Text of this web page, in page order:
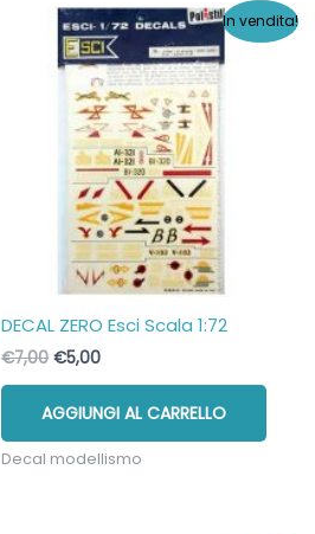
In vendita!
DECAL ZERO Esci Scala 1:72
€7,00 Il
era:
€7,00.
€5,00Il
è:
€5,00.
AGGIUNGI AL CARRELLO
Decal modellismo